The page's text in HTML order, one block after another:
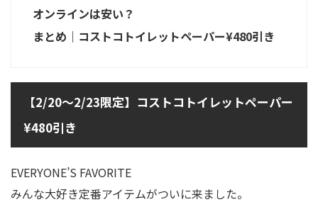
オンラインは安い？
まとめ｜コストコトイレットペーパー¥480引き
【2/20〜2/23限定】コストコトイレットペーパー
¥480引き
EVERYONE’S FAVORITE
みんな大好き定番アイテムがついに来ました。